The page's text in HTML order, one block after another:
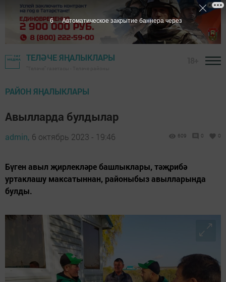
ТЕЛӘЧЕ ЯҢАЛЫКЛАРЫ
РАЙОН ЯҢАЛЫКЛАРЫ
Авылларда булдылар
admin, 6 октябрь 2023 - 19:46 609 0 0
Бүген авыл җирлекләре башлыклары, тәҗрибә
уртаклашу максатыннан, районыбыз авылларында
булды.
5 Автоматическое закрытие баннера через